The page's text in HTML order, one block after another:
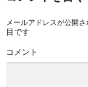
メールアドレスが公開さ
目です
コメント